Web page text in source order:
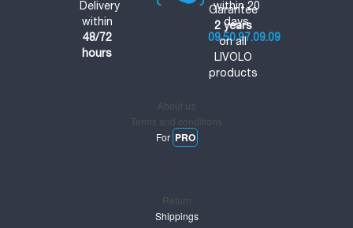
Delivery
within
48/72
hours
within 20
days
09.50.97.09.09
Garantee
2 years
on all
LIVOLO
products
About us
Terms and conditions
For PRO
Return
Shippings